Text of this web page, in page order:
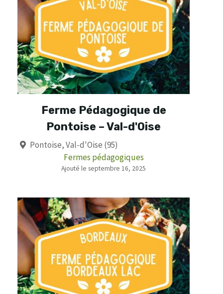
Ferme Pédagogique de
Pontoise – Val-d'Oise
Pontoise, Val-d'Oise (95)
Fermes pédagogiques
Ajouté le septembre 16, 2025